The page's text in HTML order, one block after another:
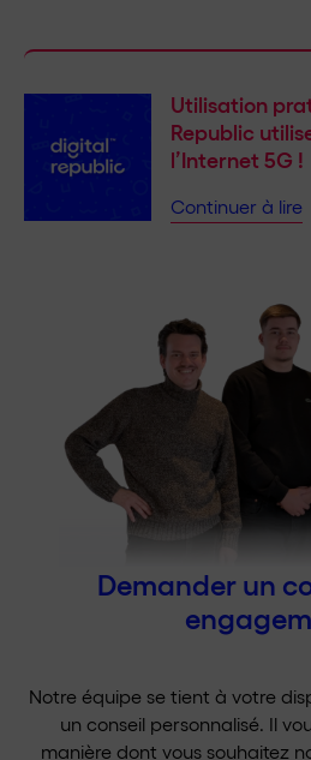
Utilisation
Republic
l’Internet 5G !
Continuer à lire
Demander un
Notre équipe se tient à votre
un conseil personnalisé. Il
manière dont vous souhaitez